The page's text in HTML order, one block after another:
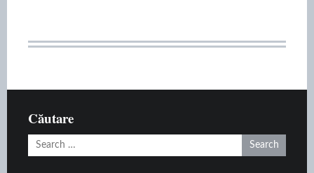
Căutare
Search